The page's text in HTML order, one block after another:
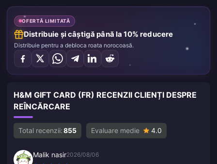
OFERTĂ LIMITATĂ
Distribuie și câștigă până la 10% reducere
Distribuie pentru a debloca roata norocoasă.
H&M GIFT CARD (FR) RECENZII CLIENȚI DESPRE
REÎNCĂRCARE
Total recenzii:855 Evaluare medie 4.0
Malik nasir2026/08/06